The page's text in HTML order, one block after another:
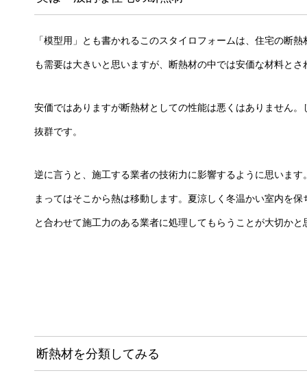
「模型用」とも書かれるこのスタイロフォームは、住宅の断
も需要は大きいと思いますが、断熱材の中では安価な材料と
安価ではありますが断熱材としての性能は悪くはありません
抜群です。
逆に言うと、施工する業者の技術力に影響するように思いま
まってはそこから熱は移動します。夏涼しく冬温かい室内を
と合わせて施工力のある業者に処理してもらうことが大切かと
断熱材を分類してみる